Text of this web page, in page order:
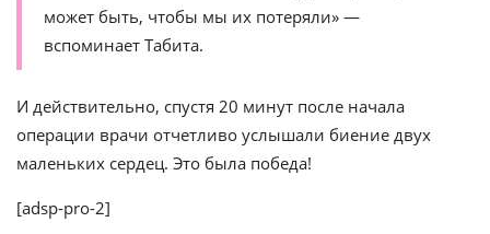
может быть, чтобы мы их потеряли» —
вспоминает Табита.
И действительно, спустя 20 минут после начала
операции врачи отчетливо услышали биение двух
маленьких сердец. Это была победа!
[adsp-pro-2]